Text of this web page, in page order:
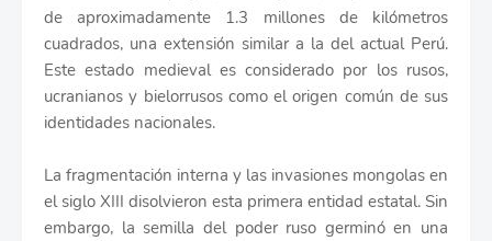
de aproximadamente 1.3 millones de kilómetros
cuadrados, una extensión similar a la del actual Perú.
Este estado medieval es considerado por los rusos,
ucranianos y bielorrusos como el origen común de sus
identidades nacionales.
La fragmentación interna y las invasiones mongolas en
el siglo XIII disolvieron esta primera entidad estatal. Sin
embargo, la semilla del poder ruso germinó en una